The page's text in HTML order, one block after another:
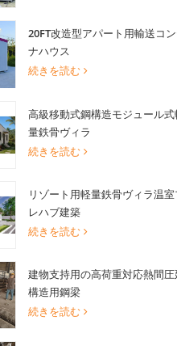
20FT改造型アパート用輸送コ
ナハウス
続きを読む
高級移動式鋼構造モジュール式
量鉄骨ヴィラ
続きを読む
リゾート用軽量鉄骨ヴィラ温
レハブ建築
続きを読む
建物支持用の高荷重対応熱間圧
構造用鋼梁
続きを読む